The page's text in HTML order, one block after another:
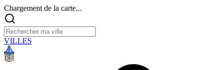
Chargement de la carte...
VILLES